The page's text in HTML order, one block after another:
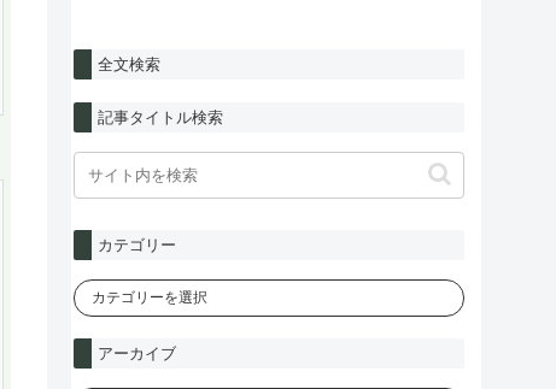
全文検索
記事タイトル検索
カテゴリー
アーカイブ